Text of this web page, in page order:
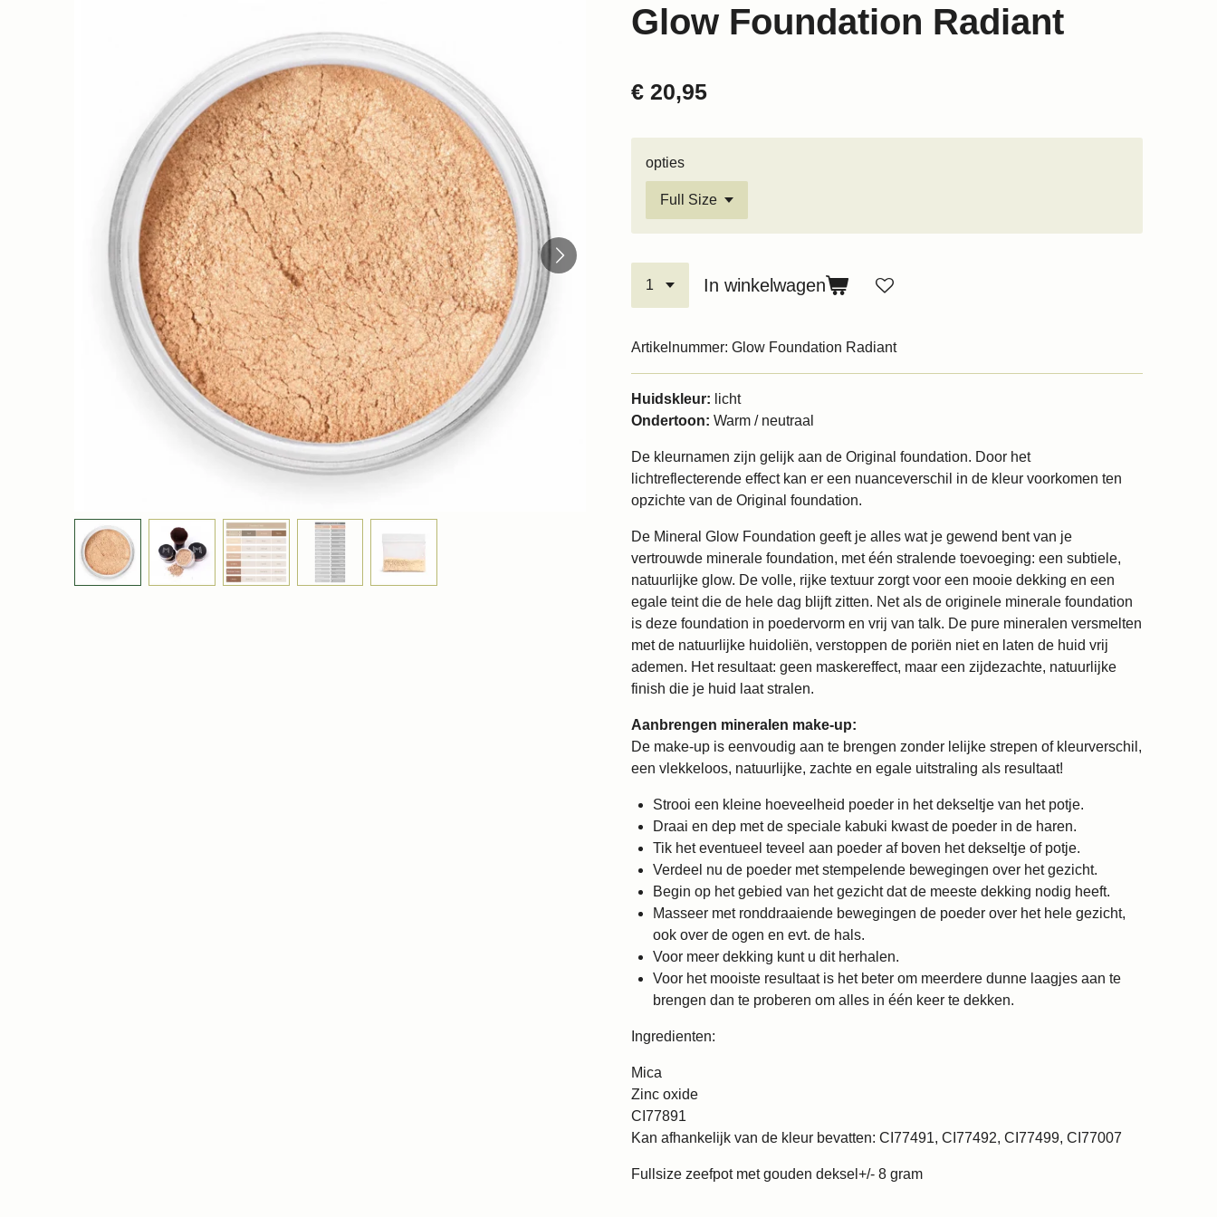
Glow Foundation Radiant
€ 20,95
opties
In winkelwagen
Artikelnummer: Glow Foundation Radiant
Huidskleur: licht
Ondertoon: Warm / neutraal
De kleurnamen zijn gelijk aan de Original foundation. Door het
lichtreflecterende effect kan er een nuanceverschil in de kleur voorkomen ten
opzichte van de Original foundation.
De Mineral Glow Foundation geeft je alles wat je gewend bent van je
vertrouwde minerale foundation, met één stralende toevoeging: een subtiele,
natuurlijke glow. De volle, rijke textuur zorgt voor een mooie dekking en een
egale teint die de hele dag blijft zitten. Net als de originele minerale foundation
is deze foundation in poedervorm en vrij van talk. De pure mineralen versmelten
met de natuurlijke huidoliën, verstoppen de poriën niet en laten de huid vrij
ademen. Het resultaat: geen maskereffect, maar een zijdezachte, natuurlijke
finish die je huid laat stralen.
Aanbrengen mineralen make-up:
De make-up is eenvoudig aan te brengen zonder lelijke strepen of kleurverschil,
een vlekkeloos, natuurlijke, zachte en egale uitstraling als resultaat!
Strooi een kleine hoeveelheid poeder in het dekseltje van het potje.
Draai en dep met de speciale kabuki kwast de poeder in de haren.
Tik het eventueel teveel aan poeder af boven het dekseltje of potje.
Verdeel nu de poeder met stempelende bewegingen over het gezicht.
Begin op het gebied van het gezicht dat de meeste dekking nodig heeft.
Masseer met ronddraaiende bewegingen de poeder over het hele gezicht,
ook over de ogen en evt. de hals.
Voor meer dekking kunt u dit herhalen.
Voor het mooiste resultaat is het beter om meerdere dunne laagjes aan te
brengen dan te proberen om alles in één keer te dekken.
Ingredienten:
Mica
Zinc oxide
CI77891
Kan afhankelijk van de kleur bevatten: CI77491, CI77492, CI77499, CI77007
Fullsize zeefpot met gouden deksel+/- 8 gram